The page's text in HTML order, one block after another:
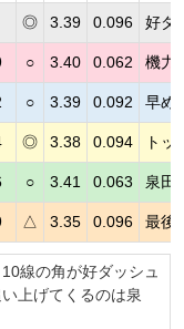
◎ 3.39 0.096 好ダ
○ 3.40 0.062 機力
○ 3.39 0.092 早め
◎ 3.38 0.094 トッ
○ 3.41 0.063 泉田
△ 3.35 0.096 最後
線の角が好ダッシュ
上げてくるのは泉